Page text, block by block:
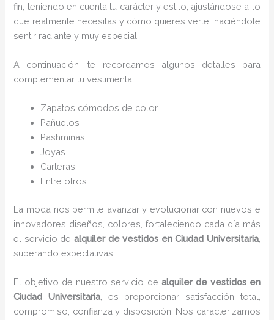
fin, teniendo en cuenta tu carácter y estilo, ajustándose a lo
que realmente necesitas y cómo quieres verte, haciéndote
sentir radiante y muy especial.
A continuación, te recordamos algunos detalles para
complementar tu vestimenta.
Zapatos cómodos de color.
Pañuelos
Pashminas
Joyas
Carteras
Entre otros.
La moda nos permite avanzar y evolucionar con nuevos e
innovadores diseños, colores, fortaleciendo cada día más
el servicio de alquiler de vestidos en Ciudad Universitaria,
superando expectativas.
El objetivo de nuestro servicio de alquiler de vestidos en
Ciudad Universitaria, es proporcionar satisfacción total,
compromiso, confianza y disposición. Nos caracterizamos